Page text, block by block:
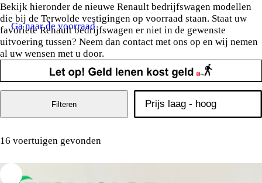
Bekijk hieronder de nieuwe Renault bedrijfswagen modellen
die bij de Terwolde vestigingen op voorraad staan. Staat uw
favoriete Renault bedrijfswagen er niet in de gewenste
uitvoering tussen? Neem dan contact met ons op en wij nemen
al uw wensen met u door.
Ga naar de voorraad
16 voertuigen gevonden
Filteren